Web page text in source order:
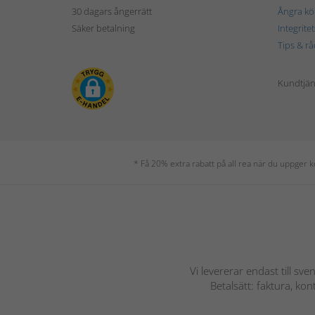
30 dagars ångerrätt
Säker betalning
Ångra
Tips &
* Få 20% extra rabatt på all rea när du uppger
Vi levererar endast till
Betalsätt: faktura,